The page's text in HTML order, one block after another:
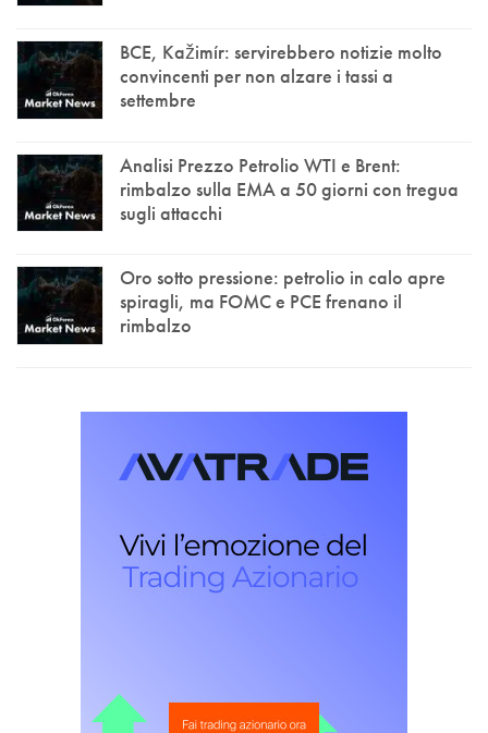
BCE, Kažimír: servirebbero notizie molto
convincenti per non alzare i tassi a
settembre
Analisi Prezzo Petrolio WTI e Brent:
rimbalzo sulla EMA a 50 giorni con tregua
sugli attacchi
Oro sotto pressione: petrolio in calo apre
spiragli, ma FOMC e PCE frenano il
rimbalzo